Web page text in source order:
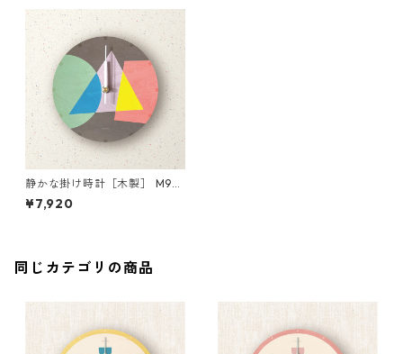
静かな掛け時計［木製］ M90
08-dark
¥7,920
同じカテゴリの商品